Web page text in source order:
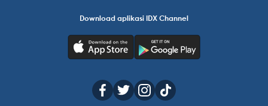
Download aplikasi IDX Channel